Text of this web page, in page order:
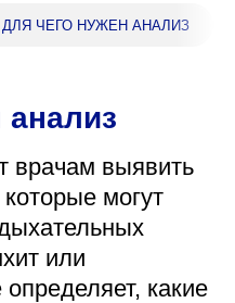
ДЛЯ ЧЕГО НУЖЕН АНАЛИЗ
анализ
врачам выявить
могут
или
какие